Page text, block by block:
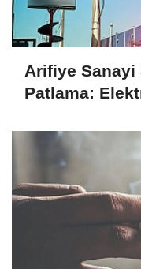
Arifiye Sanayi
Patlama: